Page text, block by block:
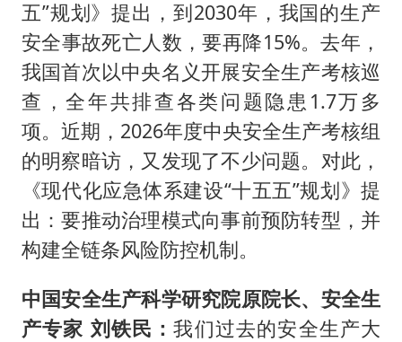
五”规划》提出，到2030年，我国的生产
安全事故死亡人数，要再降15%。去年，
我国首次以中央名义开展安全生产考核巡
查，全年共排查各类问题隐患1.7万多
项。近期，2026年度中央安全生产考核组
的明察暗访，又发现了不少问题。对此，
《现代化应急体系建设“十五五”规划》提
出：要推动治理模式向事前预防转型，并
构建全链条风险防控机制。
中国安全生产科学研究院原院长、安全生
产专家 刘铁民：我们过去的安全生产大